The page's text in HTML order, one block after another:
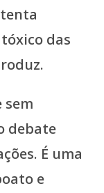
das
sem
debate
É uma
e